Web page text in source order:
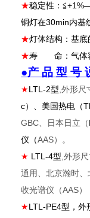
★稳定性：≦+1%
铜灯在30min内基
★灯体结构：基
★寿 命：气体容
●产 品 型 号
★LTL-2型 ,外形尺
c）、美国热电（
GBC、日本日立（
仪（AAS）。
★ LTL-4型 ,外形
通用、北京瀚时
收光谱仪（AAS）
★LTL-PE4型，外